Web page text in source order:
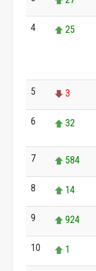
4 25
5 3
6 32
7 584
8 14
9 924
10 1